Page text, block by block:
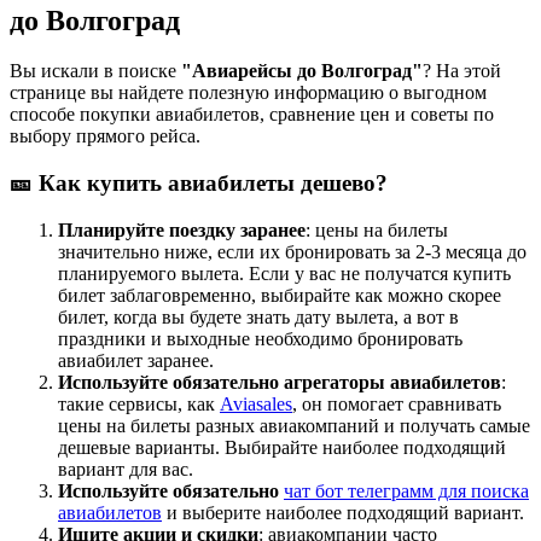
до Волгоград
Вы искали в поиске "Авиарейсы до Волгоград"? На этой
странице вы найдете полезную информацию о выгодном
способе покупки авиабилетов, сравнение цен и советы по
выбору прямого рейса.
🎫 Как купить авиабилеты дешево?
Планируйте поездку заранее: цены на билеты
значительно ниже, если их бронировать за 2-3 месяца до
планируемого вылета. Если у вас не получатся купить
билет заблаговременно, выбирайте как можно скорее
билет, когда вы будете знать дату вылета, а вот в
праздники и выходные необходимо бронировать
авиабилет заранее.
Используйте обязательно агрегаторы авиабилетов:
такие сервисы, как Aviasales, он помогает сравнивать
цены на билеты разных авиакомпаний и получать самые
дешевые варианты. Выбирайте наиболее подходящий
вариант для вас.
Используйте обязательно чат бот телеграмм для поиска
авиабилетов и выберите наиболее подходящий вариант.
Ищите акции и скидки: авиакомпании часто